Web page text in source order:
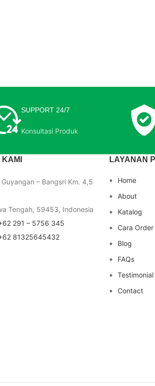
SUPPORT 24/7
Konsultasi Produk
– Bangsri Km. 4,5
Tengah, 59453, Indonesia
291 – 5756 345
81325645432
LAYANAN
Home
About
Katalog
Cara Order
Blog
FAQs
Testimonial
Contact